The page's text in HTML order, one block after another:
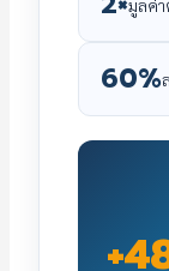
มูลค่า
60%